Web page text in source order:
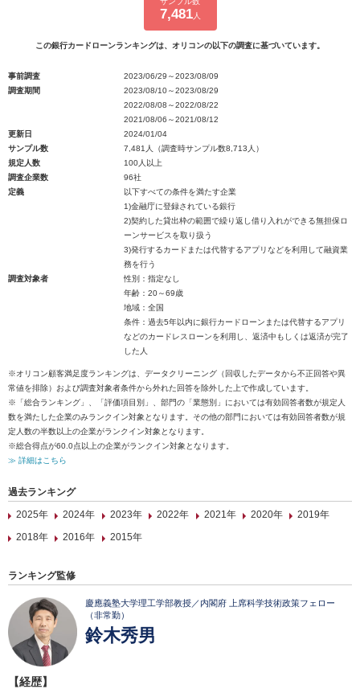
7,481人
この銀行カードローンランキングは、オリコンの以下の調査に基づいています。
事前調査
2023/06/29～2023/08/09
調査期間
2023/08/10～2023/08/29
2022/08/08～2022/08/22
2021/08/06～2021/08/12
更新日
2024/01/04
サンプル数
7,481人（調査時サンプル数8,713人）
規定人数
100人以上
調査企業数
96社
定義
以下すべての条件を満たす企業
1)金融庁に登録されている銀行
2)契約した貸出枠の範囲で繰り返し借り入れができる無担保ロ
ーンサービスを取り扱う
3)発行するカードまたは代替するアプリなどを利用して融資業
務を行う
調査対象者
性別：指定なし
年齢：20～69歳
地域：全国
条件：過去5年以内に銀行カードローンまたは代替するアプリ
などのカードレスローンを利用し、返済中もしくは返済が完了
した人
※オリコン顧客満足度ランキングは、データクリーニング（回収したデータから不正回答や異
常値を排除）および調査対象者条件から外れた回答を除外した上で作成しています。
※「総合ランキング」、「評価項目別」、部門の「業態別」においては有効回答者数が規定人
数を満たした企業のみランクイン対象となります。その他の部門においては有効回答者数が規
定人数の半数以上の企業がランクイン対象となります。
※総合得点が60.0点以上の企業がランクイン対象となります。
≫ 詳細はこちら
過去ランキング
2025年
2024年 2023年 2022年 2021年 2020年
2019年
2018年
2016年 2015年
ランキング監修
慶應義塾大学理工学部教授／内閣府 上席科学技術政策フェロー
（非常勤）
鈴木秀男
【経歴】